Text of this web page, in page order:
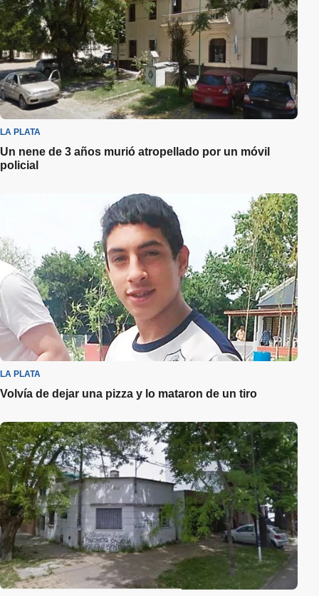
LA PLATA
Un nene de 3 años murió atropellado por un móvil
policial
LA PLATA
Volvía de dejar una pizza y lo mataron de un tiro